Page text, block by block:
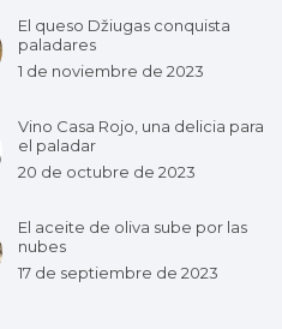
El queso Džiugas conquista
paladares
1 de noviembre de 2023
Vino Casa Rojo, una delicia para
el paladar
20 de octubre de 2023
El aceite de oliva sube por las
nubes
17 de septiembre de 2023